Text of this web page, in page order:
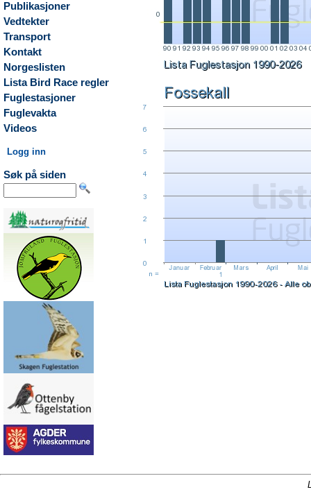
Publikasjoner
Vedtekter
Transport
Kontakt
Norgeslisten
Lista Bird Race regler
Fuglestasjoner
Fuglevakta
Videos
Logg inn
Søk på siden